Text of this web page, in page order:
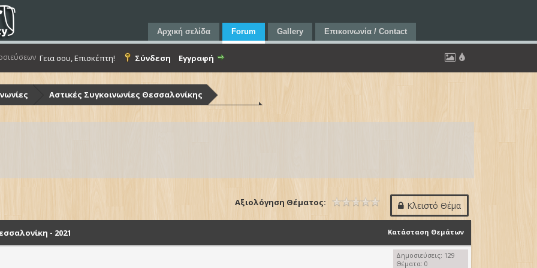
Αρχική σελίδα Forum Gallery Επικοινωνία / Contact
Γεια σου, Επισκέπτη! Σύνδεση Εγγραφή
Αστικές Συγκοινωνίες Θεσσαλονίκης
(Ο.Α.Σ.Θ.)
Κλειστό Θέμα
Αξιολόγηση Θέματος:
Κατάσταση Θεμάτων
- 2021
Δημοσιεύσεις: 129
Θέματα: 0